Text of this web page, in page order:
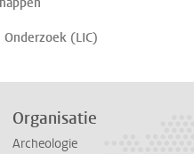
(LIC)
Organisatie
Archeologie